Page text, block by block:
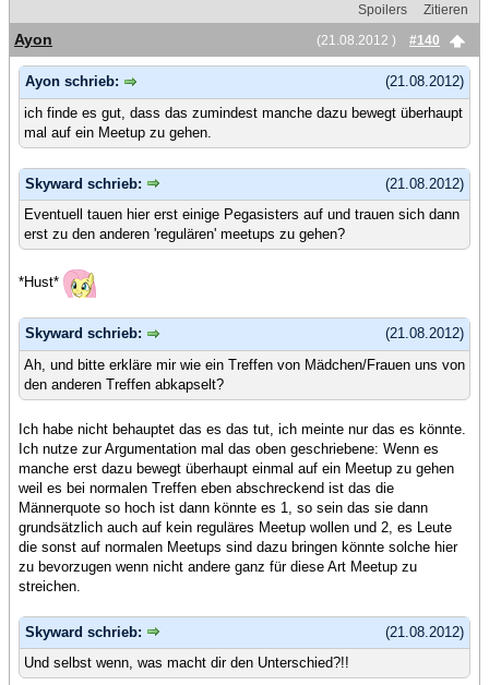
Spoilers
Zitieren
(21.08.2012 )
#140
Ayon
(21.08.2012)
Ayon schrieb:
ich finde es gut, dass das zumindest manche dazu bewegt überhaupt
mal auf ein Meetup zu gehen.
(21.08.2012)
Skyward schrieb:
Eventuell tauen hier erst einige Pegasisters auf und trauen sich dann
erst zu den anderen 'regulären' meetups zu gehen?
*Hust*
(21.08.2012)
Skyward schrieb:
Ah, und bitte erkläre mir wie ein Treffen von Mädchen/Frauen uns von
den anderen Treffen abkapselt?
Ich habe nicht behauptet das es das tut, ich meinte nur das es könnte.
Ich nutze zur Argumentation mal das oben geschriebene: Wenn es
manche erst dazu bewegt überhaupt einmal auf ein Meetup zu gehen
weil es bei normalen Treffen eben abschreckend ist das die
Männerquote so hoch ist dann könnte es 1, so sein das sie dann
grundsätzlich auch auf kein reguläres Meetup wollen und 2, es Leute
die sonst auf normalen Meetups sind dazu bringen könnte solche hier
zu bevorzugen wenn nicht andere ganz für diese Art Meetup zu
streichen.
(21.08.2012)
Skyward schrieb:
Und selbst wenn, was macht dir den Unterschied?!!